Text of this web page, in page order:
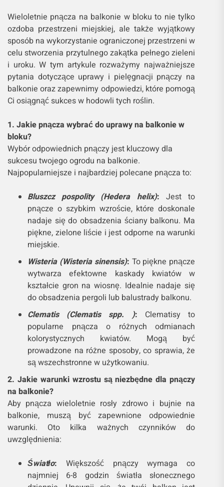
Wieloletnie pnącza na balkonie w bloku to nie tylko
ozdoba przestrzeni miejskiej, ale także wyjątkowy
sposób na wykorzystanie ograniczonej przestrzeni w
celu stworzenia przytulnego zakątka pełnego zieleni
i uroku. W tym artykule rozważymy najważniejsze
pytania dotyczące uprawy i pielęgnacji pnączy na
balkonie oraz zapewnimy odpowiedzi, które pomogą
Ci osiągnąć sukces w hodowli tych roślin.
1. Jakie pnącza wybrać do uprawy na balkonie w
bloku?
Wybór odpowiednich pnączy jest kluczowy dla
sukcesu twojego ogrodu na balkonie.
Najpopularniejsze i najbardziej polecane pnącza to:
Bluszcz pospolity (Hedera helix): Jest to
pnącze o szybkim wzroście, które doskonale
nadaje się do obsadzenia ściany balkonu. Ma
piękne, zielone liście i jest odporne na warunki
miejskie.
Wisteria (Wisteria sinensis): To piękne pnącze
wytwarza efektowne kaskady kwiatów w
kształcie gron na wiosnę. Idealnie nadaje się
do obsadzenia pergoli lub balustrady balkonu.
Clematis (Clematis spp. ): Clematisy to
popularne pnącza o różnych odmianach
kolorystycznych kwiatów. Mogą być
prowadzone na różne sposoby, co sprawia, że
są wszechstronne w użytkowaniu.
2. Jakie warunki wzrostu są niezbędne dla pnączy
na balkonie?
Aby pnącza wieloletnie rosły zdrowo i bujnie na
balkonie, muszą być zapewnione odpowiednie
warunki. Oto kilka ważnych czynników do
uwzględnienia:
Światło: Większość pnączy wymaga co
najmniej 6-8 godzin światła słonecznego